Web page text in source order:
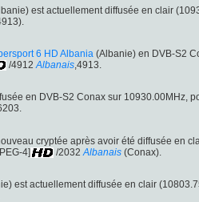
est actuellement diffusée en clair
6 HD Albania (Albanie) en DVB-S2
/4912 Albanais,4913.
en DVB-S2 Conax sur 10930.00MHz,
cryptée après avoir été diffusée en
4]
/2032 Albanais (Conax).
est actuellement diffusée en clair